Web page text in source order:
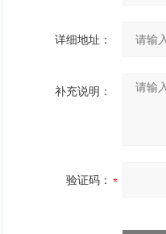
详细地址：
补充说明：
验证码：